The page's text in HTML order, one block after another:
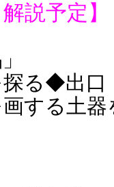
説予定】
探る◆出口
画する土